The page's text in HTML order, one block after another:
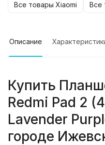
Все товары Xiaomi Все
Описание
Купить
Redmi Pad 2
Lavender
городе